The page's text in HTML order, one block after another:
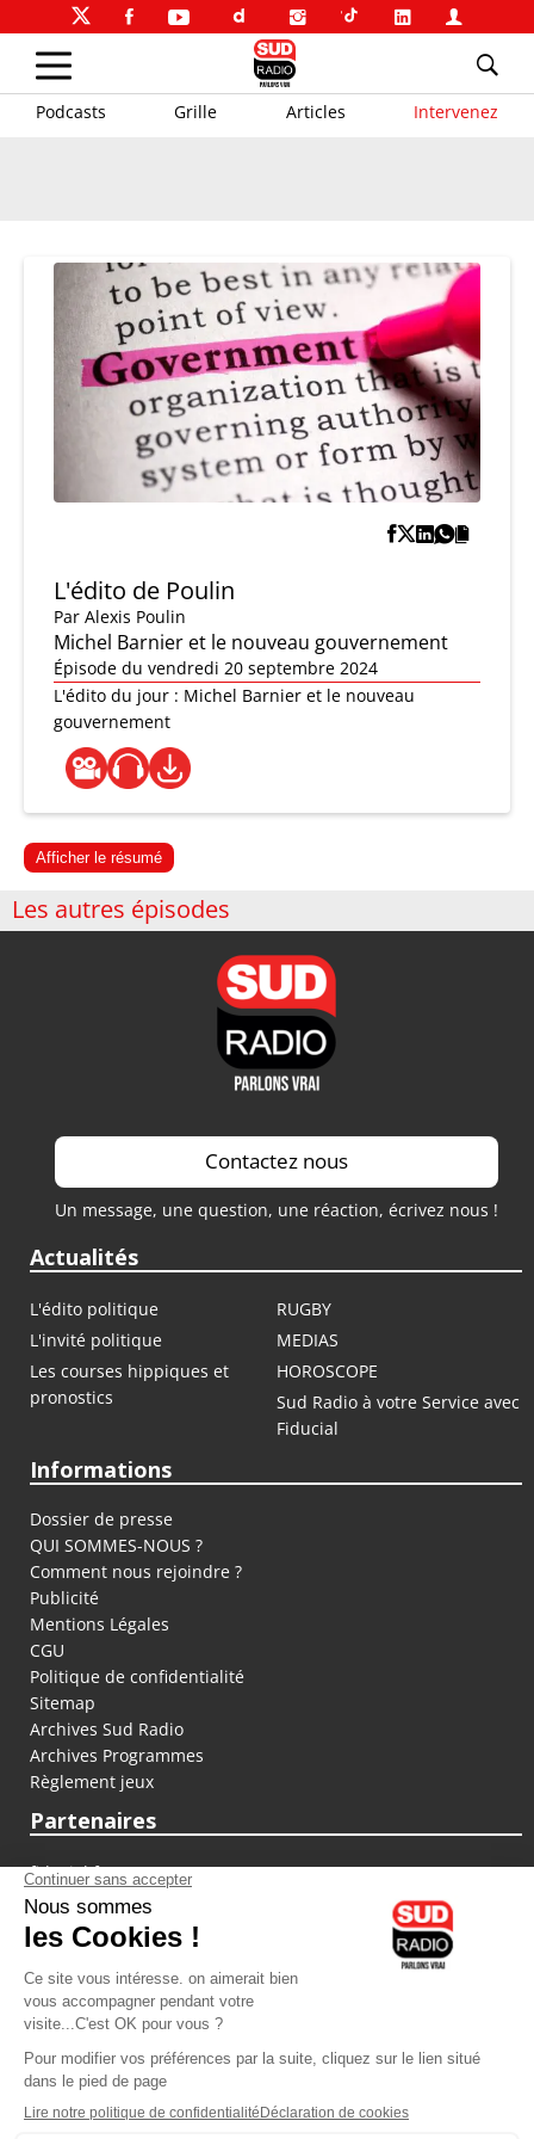
Podcasts Grille Articles Intervenez
L'édito de Poulin
Par Alexis Poulin
Michel Barnier et le nouveau gouvernement
Épisode du vendredi 20 septembre 2024
L'édito du jour : Michel Barnier et le nouveau
gouvernement
Afficher le résumé
Les autres épisodes
Contactez nous
Un message, une question, une réaction, écrivez nous !
Actualités
L'édito politique
RUGBY
L'invité politique
MEDIAS
Les courses hippiques et
pronostics
HOROSCOPE
Sud Radio à votre Service avec
Fiducial
Informations
Dossier de presse
QUI SOMMES-NOUS ?
Comment nous rejoindre ?
Publicité
Mentions Légales
CGU
Politique de confidentialité
Sitemap
Archives Sud Radio
Archives Programmes
Règlement jeux
Partenaires
fiducial.fr
lyoncapitale.fr
olympique-et-lyonnais.com
L'application Iphone / Android
Téléchargez l'application
Les cookies